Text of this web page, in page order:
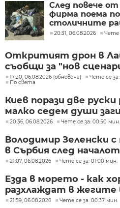
След повече
фирма поема
столичните
"Подуяне" и
20:31, 06.08.2026 Чете
Откритият дрон в
съобщи за "нов
17:20, 06.08.2026 (обновена)
Чете се
По света
Киев порази две
малко седем души
20:36, 06.08.2026 Чете се за: 00:50 мин.
Володимир Зеленски
в Сърбия след
21:07, 06.08.2026 Чете се за: 01:00 мин.
Езда в морето - как
разхлаждат в жегите
21:59, 06.08.2026 Чете се за: 00:37 мин.